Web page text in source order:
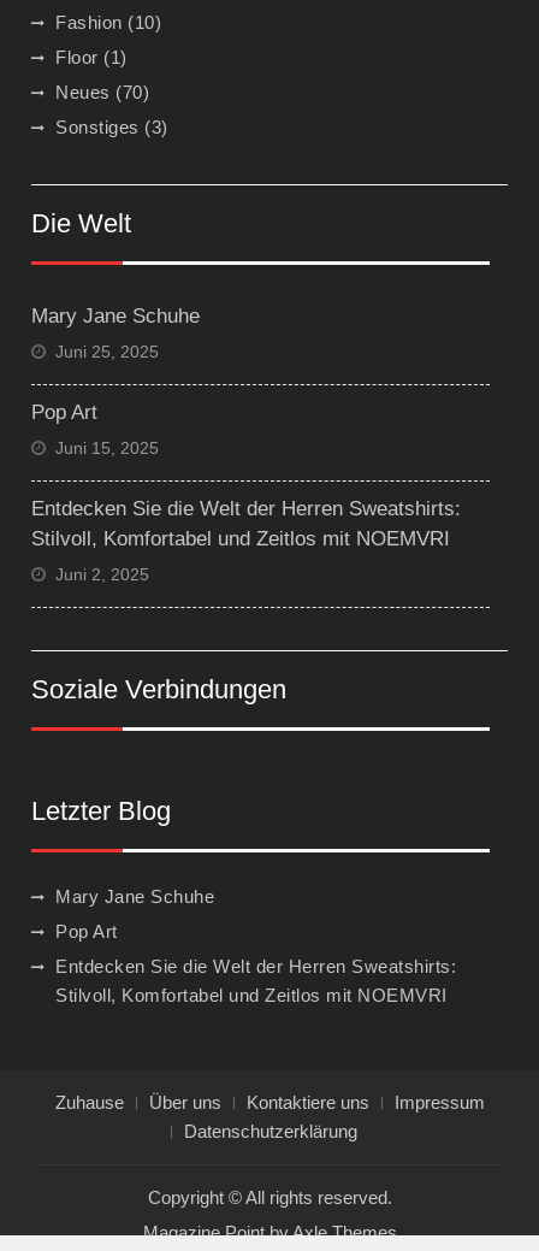
Fashion (10)
Floor (1)
Neues (70)
Sonstiges (3)
Die Welt
Mary Jane Schuhe
Juni 25, 2025
Pop Art
Juni 15, 2025
Entdecken Sie die Welt der Herren Sweatshirts:
Stilvoll, Komfortabel und Zeitlos mit NOEMVRI
Juni 2, 2025
Soziale Verbindungen
Letzter Blog
Mary Jane Schuhe
Pop Art
Entdecken Sie die Welt der Herren Sweatshirts:
Stilvoll, Komfortabel und Zeitlos mit NOEMVRI
Zuhause Über uns Kontaktiere uns
Impressum
Datenschutzerklärung
Copyright © All rights reserved.
Magazine Point byAxle Themes